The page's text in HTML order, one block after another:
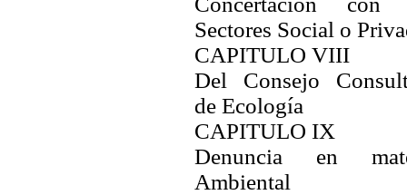
Sectores Social o
CAPITULO VIII
Del Consejo
de Ecología
CAPITULO IX
Denuncia en
Ambiental